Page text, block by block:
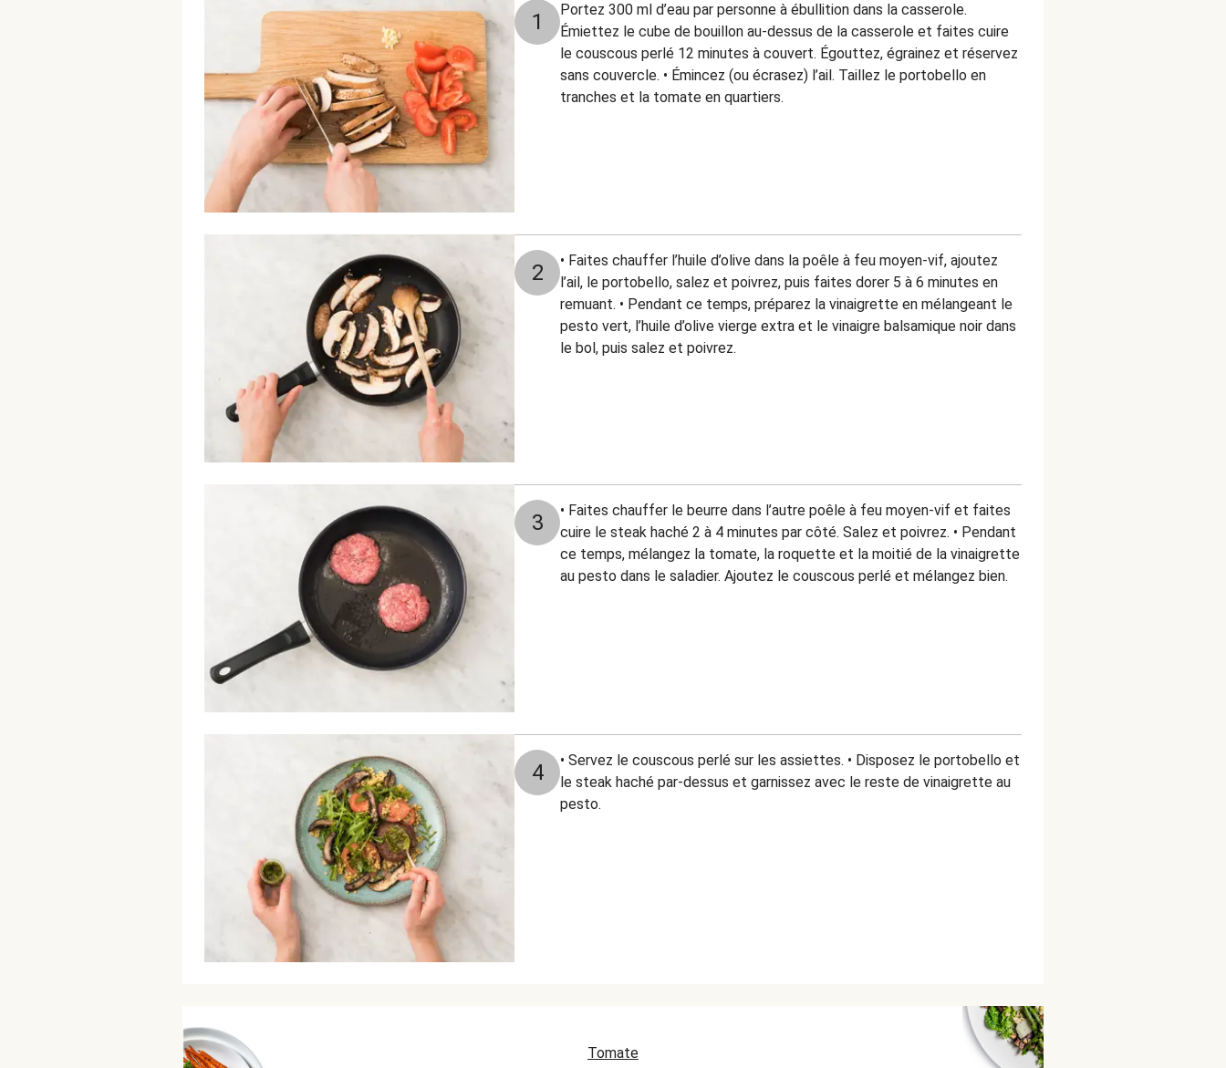
1
Portez 300 ml d’eau par personne à ébullition dans la casserole.
Émiettez le cube de bouillon au-dessus de la casserole et faites cuire
le couscous perlé 12 minutes à couvert. Égouttez, égrainez et réservez
sans couvercle. • Émincez (ou écrasez) l’ail. Taillez le portobello en
tranches et la tomate en quartiers.
2
• Faites chauffer l’huile d’olive dans la poêle à feu moyen-vif, ajoutez
l’ail, le portobello, salez et poivrez, puis faites dorer 5 à 6 minutes en
remuant. • Pendant ce temps, préparez la vinaigrette en mélangeant le
pesto vert, l’huile d’olive vierge extra et le vinaigre balsamique noir dans
le bol, puis salez et poivrez.
3
• Faites chauffer le beurre dans l’autre poêle à feu moyen-vif et faites
cuire le steak haché 2 à 4 minutes par côté. Salez et poivrez. • Pendant
ce temps, mélangez la tomate, la roquette et la moitié de la vinaigrette
au pesto dans le saladier. Ajoutez le couscous perlé et mélangez bien.
4
• Servez le couscous perlé sur les assiettes. • Disposez le portobello et
le steak haché par-dessus et garnissez avec le reste de vinaigrette au
pesto.
Tomate